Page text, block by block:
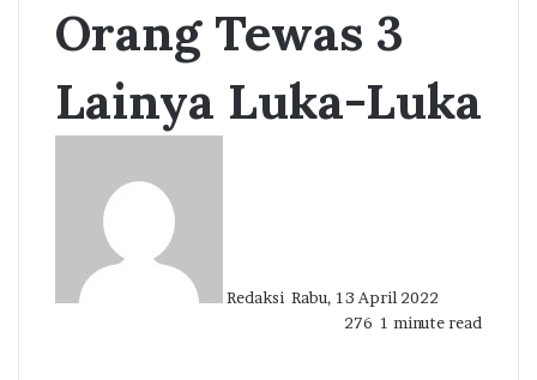
Orang Tewas 3
Lainya Luka-Luka
Redaksi Rabu, 13 April 2022
276 1 minute read